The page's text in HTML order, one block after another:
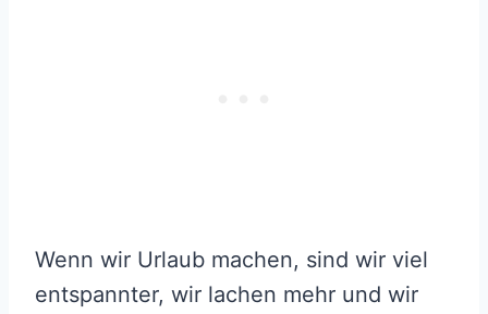
Wenn wir Urlaub machen, sind wir viel
entspannter, wir lachen mehr und wir